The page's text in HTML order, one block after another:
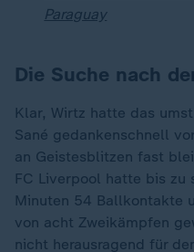
Paraguay
Die Suche nach
Klar, Wirtz hatte das
Sané gedankenschnell
an Geistesblitzen fast
FC Liverpool hatte bis zu
Minuten 54 Ballkontakte
von acht Zweikämpfen
nicht herausragend für